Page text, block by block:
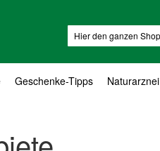
Geschenke-Tipps Naturarznei